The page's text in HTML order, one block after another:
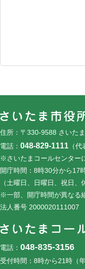
住所：〒330-9588 さいた
電話： 048-829-1111 （代
※さいたまコールセンター
開庁時間：8時30分から17
（土曜日、日曜日、祝日、
※一部、開庁時間が異なる
法人番号 2000020111007
電話： 048-835-3156
受付時間：8時から21時（年